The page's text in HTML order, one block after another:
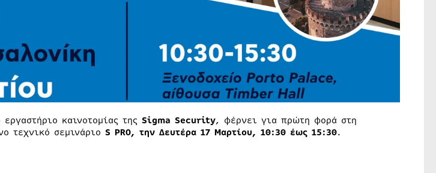
καινοτομίας της Sigma Security, φέρνει για πρώτη φορά στη
τεχνικό σεμινάριο S PRO, την Δευτέρα 17 Μαρτίου, 10:30 έως 15:30.